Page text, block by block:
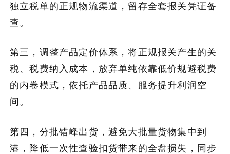
独立税单的正规物流渠道，留存全套报关凭证备
查。
第三，调整产品定价体系，将正规报关产生的关
税、税费纳入成本，放弃单纯依靠低价规避税费
的内卷模式，依托产品品质、服务提升利润空
间。
第四，分批错峰出货，避免大批量货物集中到
港，降低一次性查验扣货带来的全盘损失，同步